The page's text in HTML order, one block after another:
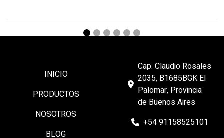
INICIO
PRODUCTOS
NOSOTROS
BLOG
Cap. Claudio Rosales
2035, B1685BGK El
Palomar, Provincia
de Buenos Aires
+54 91158525101